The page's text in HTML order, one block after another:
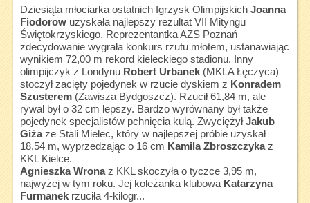
Dziesiąta młociarka ostatnich Igrzysk Olimpijskich Joanna
Fiodorowuzyskała najlepszy rezultat VII Mityngu
Świętokrzyskiego. Reprezentantka AZS Poznań
zdecydowanie wygrała konkurs rzutu młotem, ustanawiając
wynikiem 72,00 m rekord kieleckiego stadionu. Inny
olimpijczyk z Londynu Robert Urbanek(MKLA Łęczyca)
stoczył zacięty pojedynek w rzucie dyskiem z Konradem
Szusterem(Zawisza Bydgoszcz). Rzucił 61,84 m, ale
rywal był o 32 cm lepszy. Bardzo wyrównany był także
pojedynek specjalistów pchnięcia kulą. ZwyciężyłJakub
Giżaze Stali Mielec, który w najlepszej próbie uzyskał
18,54 m, wyprzedzając o 16 cm Kamila Zbroszczykaz
KKL Kielce.
Agnieszka Wronaz KKL skoczyła o tyczce 3,95 m,
najwyżej w tym roku. Jej koleżanka klubowa Katarzyna
Furmanekrzuciła 4-kilogr...